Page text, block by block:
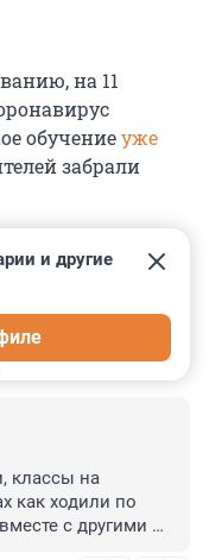
на 11
обучениеуже
забрали
и другие
классы на
как ходили по
с другими